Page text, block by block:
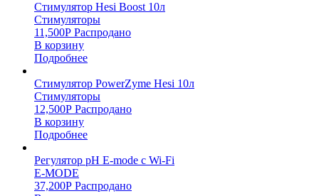
Стимулятор Hesi Boost 10л
Стимуляторы
11,500Р Распродано
В корзину
Подробнее
Стимулятор PowerZyme Hesi 10л
Стимуляторы
12,500Р Распродано
В корзину
Подробнее
Регулятор pH E-mode с Wi-Fi
E-MODE
37,200Р Распродано